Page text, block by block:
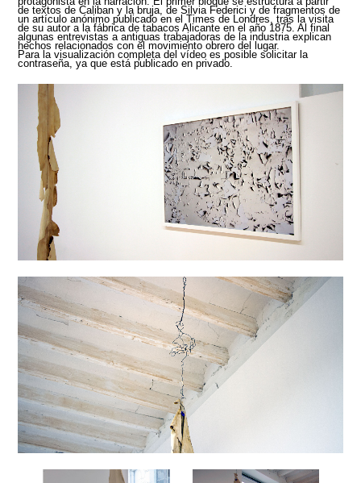
de textos de Caliban y la bruja, de Silvia Federici y de fragmentos de
un artículo anónimo publicado en el Times de Londres, tras la visita
de su autor a la fábrica de tabacos Alicante en el año 1875. Al final
algunas entrevistas a antiguas trabajadoras de la industria explican
hechos relacionados con el movimiento obrero del lugar.
Para la visualización completa del vídeo es posible solicitar la
contraseña, ya que está publicado en privado.